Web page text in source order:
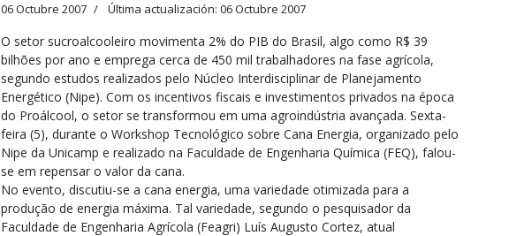
06 Octubre 2007 Última actualización: 06 Octubre 2007
O setor sucroalcooleiro movimenta 2% do PIB do Brasil, algo como R$ 39
bilhões por ano e emprega cerca de 450 mil trabalhadores na fase agrícola,
segundo estudos realizados pelo Núcleo Interdisciplinar de Planejamento
Energético (Nipe). Com os incentivos fiscais e investimentos privados na época
do Proálcool, o setor se transformou em uma agroindústria avançada. Sexta-
feira (5), durante o Workshop Tecnológico sobre Cana Energia, organizado pelo
Nipe da Unicamp e realizado na Faculdade de Engenharia Química (FEQ), falou-
se em repensar o valor da cana.
No evento, discutiu-se a cana energia, uma variedade otimizada para a
produção de energia máxima. Tal variedade, segundo o pesquisador da
Faculdade de Engenharia Agrícola (Feagri) Luís Augusto Cortez, atual